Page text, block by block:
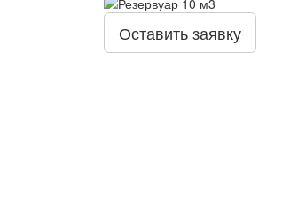
Оставить заявку